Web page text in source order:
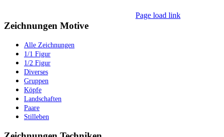
Zeichnungen Motive
Alle Zeichnungen
1/1 Figur
1/2 Figur
Diverses
Gruppen
Köpfe
Landschaften
Paare
Stilleben
Page load link